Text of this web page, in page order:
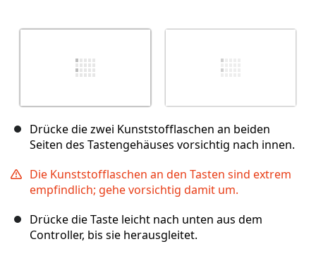
Drücke die zwei Kunststofflaschen an beiden
Seiten des Tastengehäuses vorsichtig nach innen.
Die Kunststofflaschen an den Tasten sind extrem
empfindlich; gehe vorsichtig damit um.
Drücke die Taste leicht nach unten aus dem
Controller, bis sie herausgleitet.